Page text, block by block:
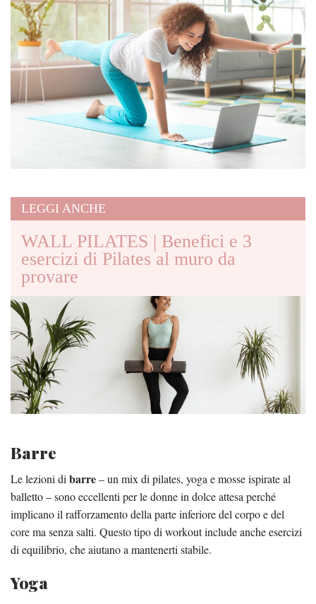
LEGGI ANCHE
WALL PILATES | Benefici e 3
esercizi di Pilates al muro da
provare
Barre
Le lezioni dibarre– un mix di pilates, yoga e mosse ispirate al
balletto – sono eccellenti per le donne in dolce attesa perché
implicano il rafforzamento della parte inferiore del corpo e del
core ma senza salti. Questo tipo di workout include anche esercizi
di equilibrio, che aiutano a mantenerti stabile.
Yoga